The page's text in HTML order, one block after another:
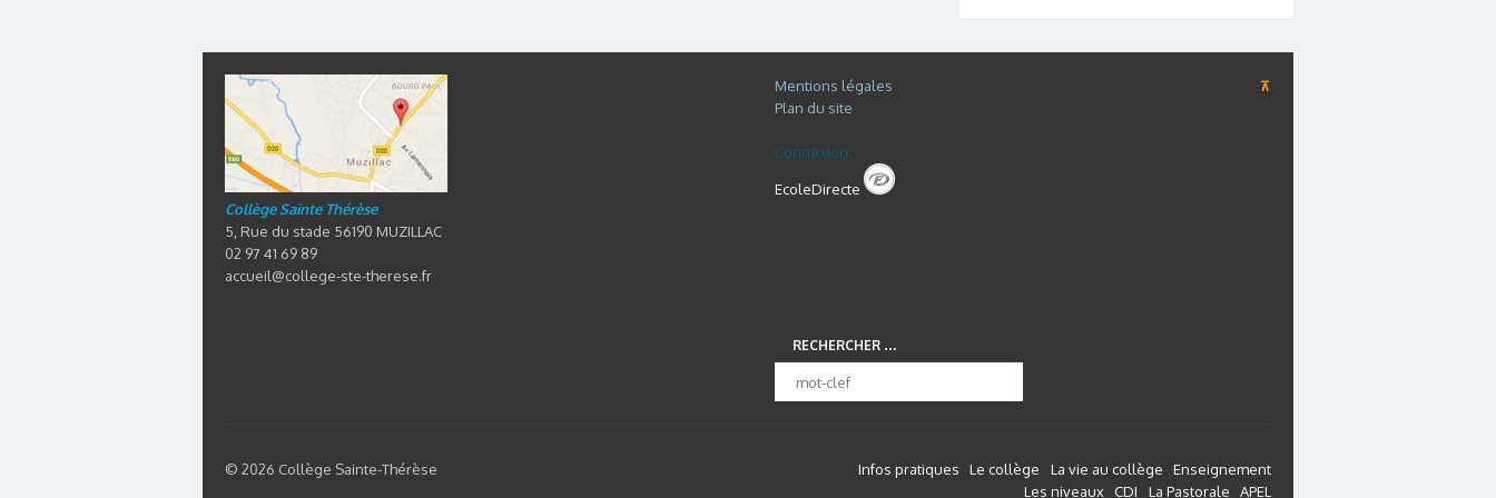
Collège Sainte Thérèse
5, Rue du stade 56190 MUZILLAC
02 97 41 69 89
accueil@college-ste-therese.fr
Mentions légales ⊼
Plan du site
Connexion
EcoleDirecte
RECHERCHER …
© 2026 Collège Sainte-Thérèse Infos pratiques Le collège La vie au collège
Enseignement
Les niveaux CDI La Pastorale APEL